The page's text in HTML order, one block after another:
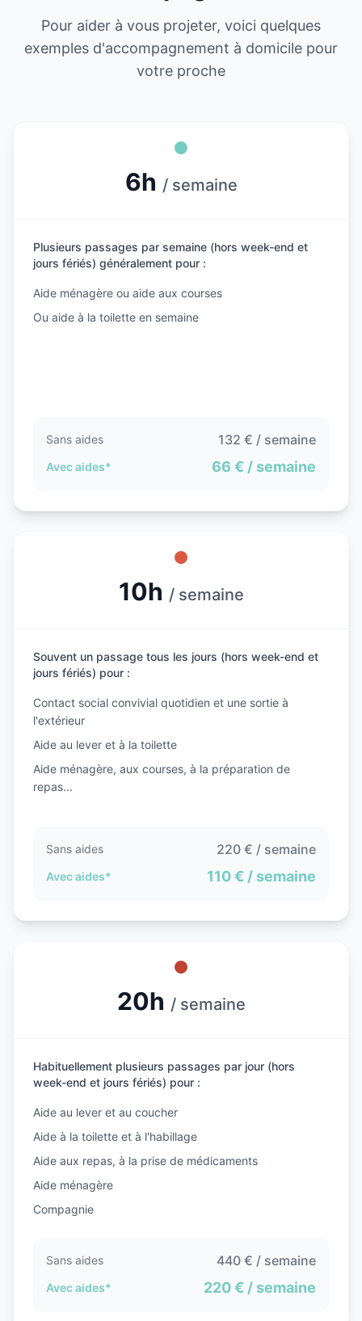
Pour aider à vous projeter, voici quelques
exemples d'accompagnement à domicile pour
votre proche
6h / semaine
Plusieurs passages par semaine (hors week-end et
jours fériés) généralement pour :
Aide ménagère ou aide aux courses
Ou aide à la toilette en semaine
Sans aides 132 € / semaine
Avec aides* 66 € / semaine
10h / semaine
Souvent un passage tous les jours (hors week-end et
jours fériés) pour :
Contact social convivial quotidien et une sortie à
l'extérieur
Aide au lever et à la toilette
Aide ménagère, aux courses, à la préparation de
repas...
Sans aides 220 € / semaine
Avec aides* 110€ / semaine
20h / semaine
Habituellement plusieurs passages par jour (hors
week-end et jours fériés) pour :
Aide au lever et au coucher
Aide à la toilette et à l'habillage
Aide aux repas, à la prise de médicaments
Aide ménagère
Compagnie
Sans aides 440 € / semaine
Avec aides* 220€ / semaine